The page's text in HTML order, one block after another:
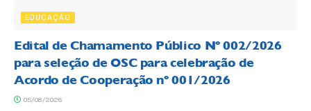
EDUCAÇÃO
Edital de Chamamento Público Nº 002/2026
para seleção de OSC para celebração de
Acordo de Cooperação nº 001/2026
05/08/2026